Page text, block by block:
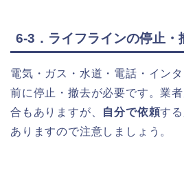
6-3．ライフラインの停止・
電気・ガス・水道・電話・イン
前に停止・撤去が必要です。業
合もありますが、 自分で依頼す
ありますので注意しましょう。